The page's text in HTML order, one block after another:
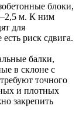
блоки,
м. К ним
для
риск сдвига.
балки,
в склоне с
точного
и плотных
закрепить